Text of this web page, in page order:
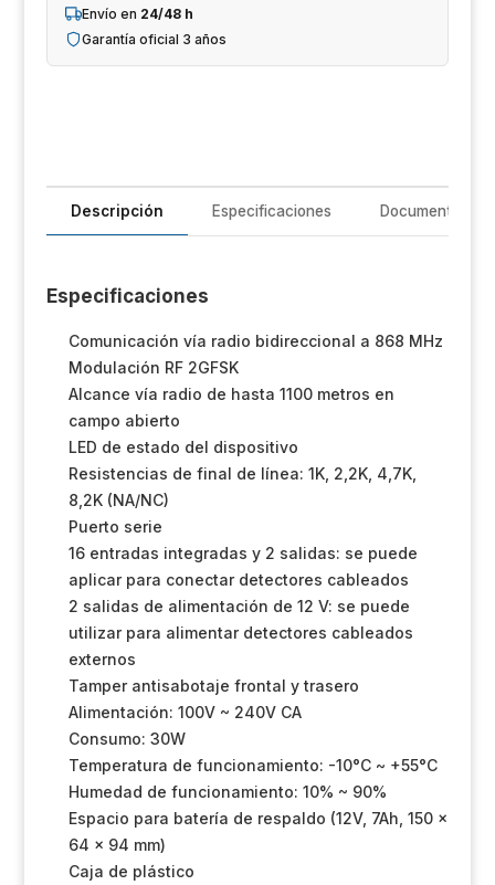
cantidad
Envío en 24/48 h
Garantía oficial 3 años
Descripción Especificaciones Documentación
Especificaciones
Comunicación vía radio bidireccional a 868 MHz
Modulación RF 2GFSK
Alcance vía radio de hasta 1100 metros en
campo abierto
LED de estado del dispositivo
Resistencias de final de línea: 1K, 2,2K, 4,7K,
8,2K (NA/NC)
Puerto serie
16 entradas integradas y 2 salidas: se puede
aplicar para conectar detectores cableados
2 salidas de alimentación de 12 V: se puede
utilizar para alimentar detectores cableados
externos
Tamper antisabotaje frontal y trasero
Alimentación: 100V ~ 240V CA
Consumo: 30W
Temperatura de funcionamiento: -10°C ~ +55°C
Humedad de funcionamiento: 10% ~ 90%
Espacio para batería de respaldo (12V, 7Ah, 150 x
64 x 94 mm)
Caja de plástico